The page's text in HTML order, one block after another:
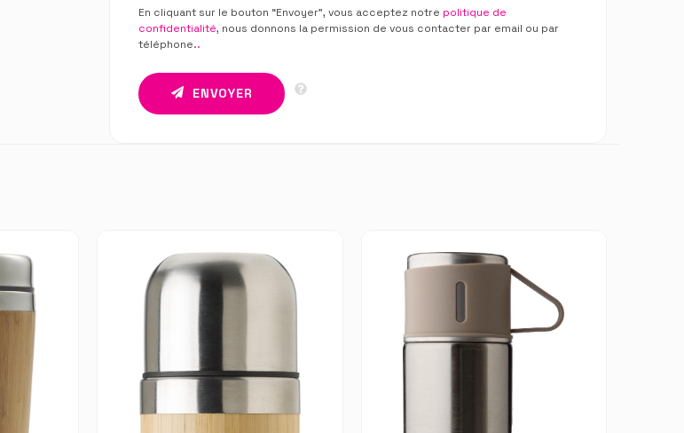
En cliquant sur le bouton “Envoyer”, vous acceptez notre politique de
confidentialité, nous donnons la permission de vous contacter par email ou par
téléphone..
ENVOYER